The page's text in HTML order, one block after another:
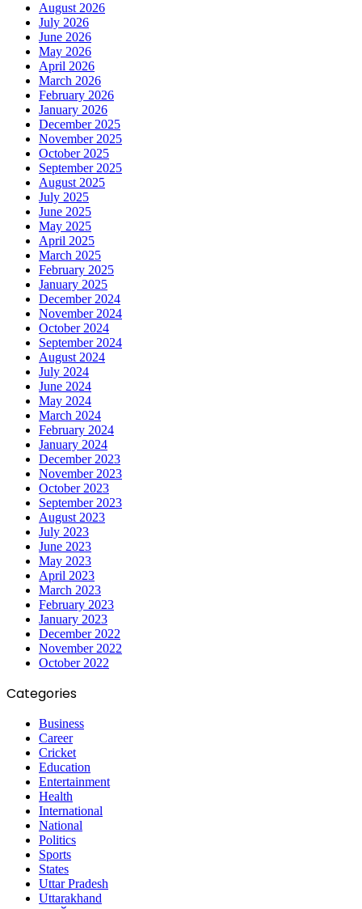
August 2026
July 2026
June 2026
May 2026
April 2026
March 2026
February 2026
January 2026
December 2025
November 2025
October 2025
September 2025
August 2025
July 2025
June 2025
May 2025
April 2025
March 2025
February 2025
January 2025
December 2024
November 2024
October 2024
September 2024
August 2024
July 2024
June 2024
May 2024
March 2024
February 2024
January 2024
December 2023
November 2023
October 2023
September 2023
August 2023
July 2023
June 2023
May 2023
April 2023
March 2023
February 2023
January 2023
December 2022
November 2022
October 2022
Categories
Business
Career
Cricket
Education
Entertainment
Health
International
National
Politics
Sports
States
Uttar Pradesh
Uttarakhand